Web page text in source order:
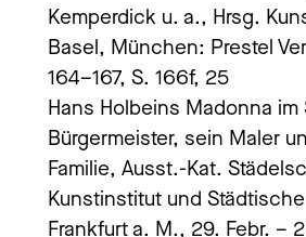
Kemperdick u. a., Hrsg.
Basel, München: Prestel
164–167, S. 166f, 25
Hans Holbeins Madonna im
Bürgermeister, sein Maler
Familie, Ausst.-Kat.
Kunstinstitut und Städtische
Frankfurt a. M., 29. Febr. –